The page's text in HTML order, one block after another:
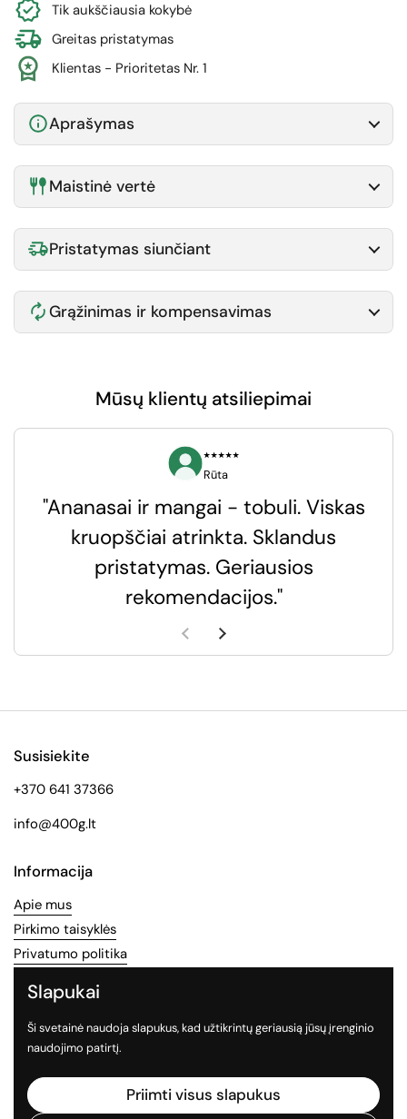
Tik aukščiausia kokybė
Greitas pristatymas
Klientas - Prioritetas Nr. 1
Aprašymas
Maistinė vertė
Pristatymas siunčiant
Grąžinimas ir kompensavimas
Mūsų klientų atsiliepimai
⭑⭑⭑⭑⭑
Rūta
"Ananasai ir mangai - tobuli. Viskas
kruopščiai atrinkta. Sklandus
pristatymas. Geriausios
rekomendacijos."
Ankstesnė skaidrė
Kita skaidrė
Susisiekite
+370 641 37366
info@400g.lt
Informacija
Apie mus
Pirkimo taisyklės
Privatumo politika
Socialinės medijos
Sekite mus socialiniuose tinkluose
Facebook
Slapukai
Ši svetainė naudoja slapukus, kad užtikrintų geriausią jūsų įrenginio
naudojimo patirtį.
Priimti visus slapukus